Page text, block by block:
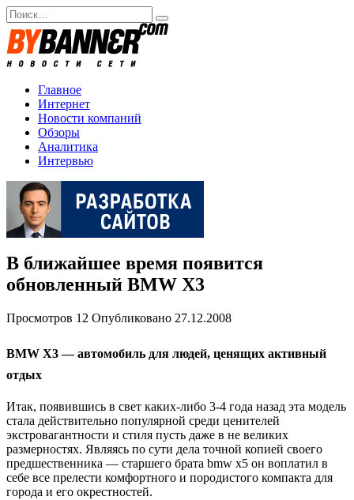
Перейти
к
содержанию
Search
for:
Главное
Интернет
Новости компаний
Обзоры
Аналитика
Интервью
В ближайшее время появится
обновленный BMW X3
Просмотров 12 Опубликовано 27.12.2008
BMW Х3 — автомобиль для людей, ценящих активный
отдых
Итак, появившись в свет каких-либо 3-4 года назад эта модель
стала действительно популярной среди ценителей
экстровагантности и стиля пусть даже в не великих
размерностях. Являясь по сути дела точной копией своего
предшественника — старшего брата bmw x5 он воплатил в
себе все прелести комфортного и породистого компакта для
города и его окрестностей.